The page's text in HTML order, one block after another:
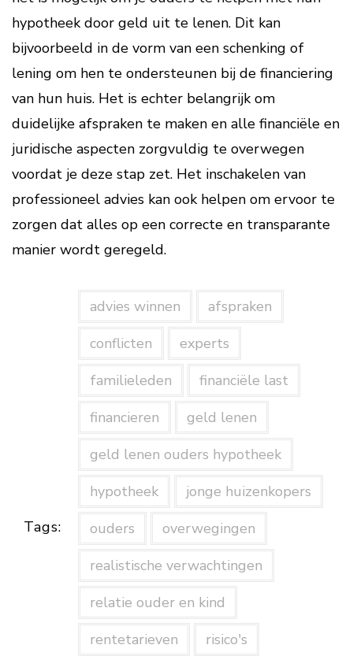
hypotheek door geld uit te lenen. Dit kan
bijvoorbeeld in de vorm van een schenking of
lening om hen te ondersteunen bij de financiering
van hun huis. Het is echter belangrijk om
duidelijke afspraken te maken en alle financiële en
juridische aspecten zorgvuldig te overwegen
voordat je deze stap zet. Het inschakelen van
professioneel advies kan ook helpen om ervoor te
zorgen dat alles op een correcte en transparante
manier wordt geregeld.
Tags:
advies winnen
afspraken
conflicten
experts
familieleden
financiële last
financieren
geld lenen
geld lenen ouders hypotheek
hypotheek
jonge huizenkopers
ouders
overwegingen
realistische verwachtingen
relatie ouder en kind
rentetarieven
risico's